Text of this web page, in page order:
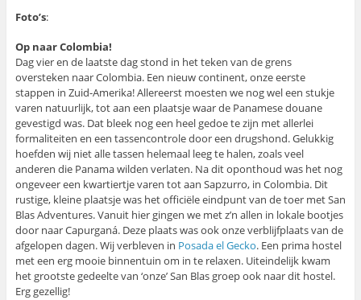
Foto’s:
Op naar Colombia!
Dag vier en de laatste dag stond in het teken van de grens
oversteken naar Colombia. Een nieuw continent, onze eerste
stappen in Zuid-Amerika! Allereerst moesten we nog wel een stukje
varen natuurlijk, tot aan een plaatsje waar de Panamese douane
gevestigd was. Dat bleek nog een heel gedoe te zijn met allerlei
formaliteiten en een tassencontrole door een drugshond. Gelukkig
hoefden wij niet alle tassen helemaal leeg te halen, zoals veel
anderen die Panama wilden verlaten. Na dit oponthoud was het nog
ongeveer een kwartiertje varen tot aan Sapzurro, in Colombia. Dit
rustige, kleine plaatsje was het officiële eindpunt van de toer met San
Blas Adventures. Vanuit hier gingen we met z’n allen in lokale bootjes
door naar Capurganá. Deze plaats was ook onze verblijfplaats van de
afgelopen dagen. Wij verbleven in Posada el Gecko. Een prima hostel
met een erg mooie binnentuin om in te relaxen. Uiteindelijk kwam
het grootste gedeelte van ‘onze’ San Blas groep ook naar dit hostel.
Erg gezellig!